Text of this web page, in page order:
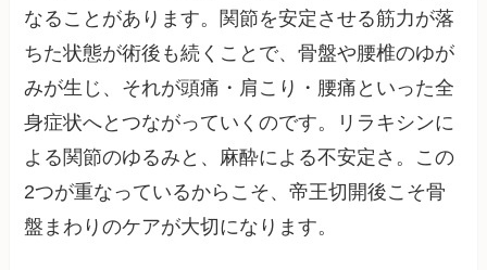
なることがあります。関節を安定させる筋力が落
ちた状態が術後も続くことで、骨盤や腰椎のゆが
みが生じ、それが頭痛・肩こり・腰痛といった全
身症状へとつながっていくのです。リラキシンに
よる関節のゆるみと、麻酔による不安定さ。この
2つが重なっているからこそ、帝王切開後こそ骨
盤まわりのケアが大切になります。